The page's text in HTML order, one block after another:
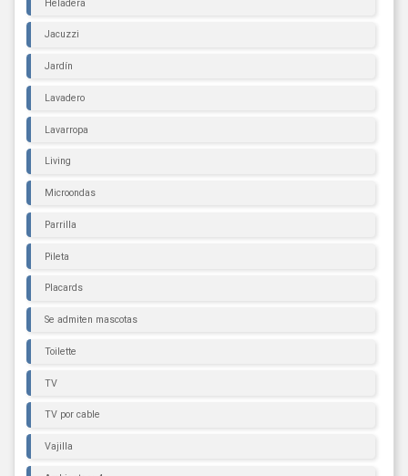
Heladera
Jacuzzi
Jardín
Lavadero
Lavarropa
Living
Microondas
Parrilla
Pileta
Placards
Se admiten mascotas
Toilette
TV
TV por cable
Vajilla